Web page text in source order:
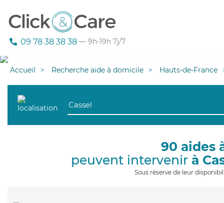
09 78 38 38 38 — 9h-19h 7j/7
Accueil Recherche aide à domicile Hauts-de-France
90 aides
peuvent intervenir à
Sous réserve de leur